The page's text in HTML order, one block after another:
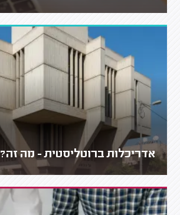
אדריכלות ברוטליסטית - מה זה?